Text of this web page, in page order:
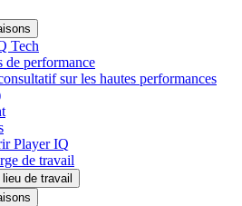
Tech
de performance
sur les hautes performances
Player IQ
de travail
de travail